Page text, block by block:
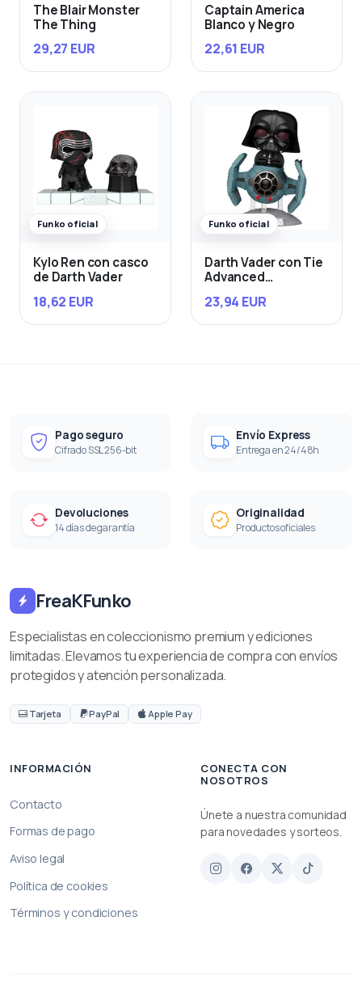
The Blair Monster
The Thing
29,27 EUR
Captain America
Blanco y Negro
22,61 EUR
Funko oficial
Kylo Ren con casco
de Darth Vader
18,62 EUR
Funko oficial
Darth Vader con Tie
Advanced
23,94 EUR
Pago seguro
Cifrado SSL 256-bit
Envío Express
Entrega en 24/48h
Devoluciones
14 días de garantía
Originalidad
Productos oficiales
FreaKFunko
Especialistas en coleccionismo premium y ediciones
limitadas. Elevamos tu experiencia de compra con envíos
protegidos y atención personalizada.
Tarjeta PayPal Apple Pay
INFORMACIÓN
Contacto
Formas de pago
Aviso legal
Política de cookies
Términos y condiciones
CONECTA CON
NOSOTROS
Únete a nuestra comunidad
para novedades y sorteos.